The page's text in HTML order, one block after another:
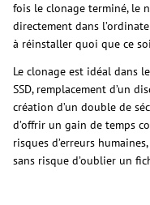
fois le clonage terminé, le
directement dans
à réinstaller quoi que ce
Le clonage est idéal dans
SSD, remplacement d’un
création d’un double de
d’offrir un gain de temps
risques d’erreurs
sans risque d’oublier un